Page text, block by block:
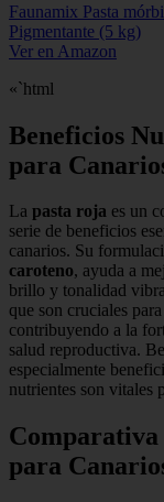
Faunamix Pasta
Pigmentante (5 kg)
Ver en Amazon
«`html
Beneficios
para
La pasta roja es un
serie de beneficios
canarios. Su
caroteno, ayuda a
brillo y tonalidad
que son cruciales
contribuyendo a la
salud reproductiva.
especialmente
nutrientes son vitales
Comparativa
para